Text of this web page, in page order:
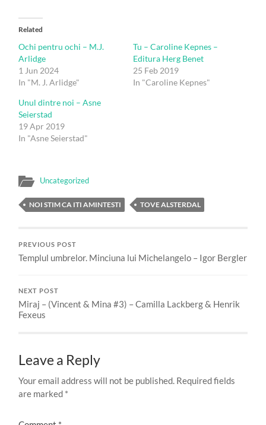
Related
Ochi pentru ochi – M.J.
Arlidge
1 Jun 2024
In "M. J. Arlidge"
Tu – Caroline Kepnes –
Editura Herg Benet
25 Feb 2019
In "Caroline Kepnes"
Unul dintre noi – Asne
Seierstad
19 Apr 2019
In "Asne Seierstad"
Uncategorized
NOI STIM CA ITI AMINTESTI TOVE ALSTERDAL
PREVIOUS POST
Templul umbrelor. Minciuna lui Michelangelo – Igor Bergler
NEXT POST
Miraj – (Vincent & Mina #3) – Camilla Lackberg & Henrik
Fexeus
Leave a Reply
Your email address will not be published. Required fields
are marked *